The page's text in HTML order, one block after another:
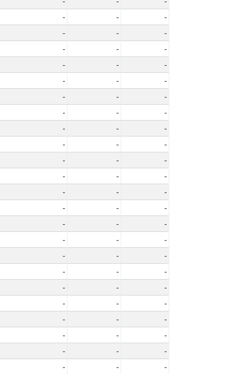
- -
-
- -
-
- -
-
- -
-
- -
-
- -
-
- -
-
- -
-
- -
-
- -
-
- -
-
- -
-
- -
-
- -
-
- -
-
- -
-
- -
-
- -
-
- -
-
- -
-
- -
-
- -
-
- -
-